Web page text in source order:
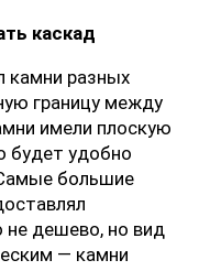
каскад
камни разных
границу между
имели плоскую
будет удобно
большие
не дешево, но вид
— камни